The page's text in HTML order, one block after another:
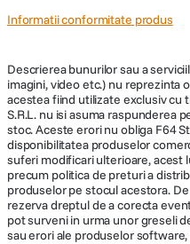
Informatii conformitate produs
Descrierea bunurilor sau a
imagini, video etc.) nu reprezinta
acestea fiind utilizate exclusiv cu
S.R.L. nu isi asuma raspunderea
stoc. Aceste erori nu obliga F64
disponibilitatea produselor
suferi modificari ulterioare,
precum politica de preturi a
produselor pe stocul acestora.
rezerva dreptul de a corecta
pot surveni in urma unor greseli
sau erori ale produselor software,